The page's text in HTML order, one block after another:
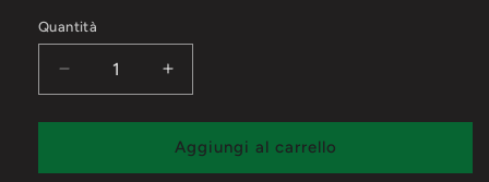
Quantità
Diminuisci
quantità
per
Stone
Aumenta
quantità
per
Dragon
Stone
Aggiungi al carrello